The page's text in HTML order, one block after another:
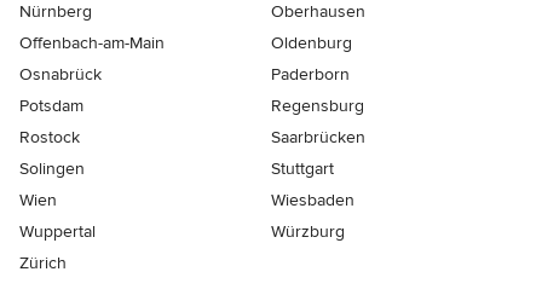
Nürnberg
Oberhausen
Offenbach-am-Main
Oldenburg
Osnabrück
Paderborn
Potsdam
Regensburg
Rostock
Saarbrücken
Solingen
Stuttgart
Wien
Wiesbaden
Wuppertal
Würzburg
Zürich